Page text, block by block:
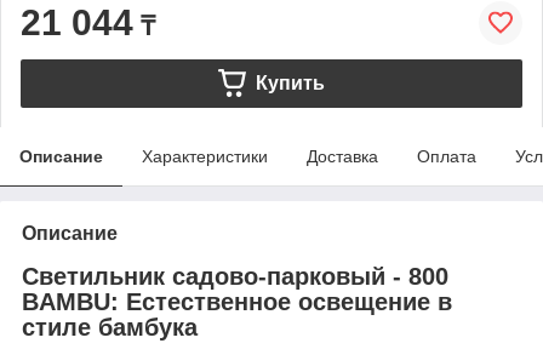
21 044 ₸
Купить
Описание Характеристики Доставка Оплата
Описание
Светильник садово-парковый - 800
BAMBU: Естественное освещение в
стиле бамбука